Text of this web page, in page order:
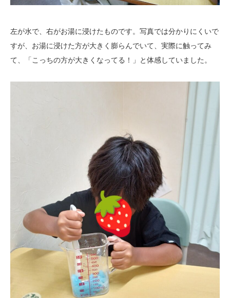
左が水で、右がお湯に浸けたものです。写真では分かりにくいで
すが、お湯に浸けた方が大きく膨らんでいて、実際に触ってみ
て、「こっちの方が大きくなってる！」と体感していました。